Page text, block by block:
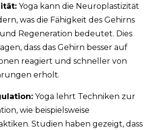
Yoga kann die Neuroplastizität
was die Fähigkeit des Gehirns
Regeneration bedeutet. Dies
dass das Gehirn besser auf
reagiert und schneller von
erholt.
Yoga lehrt Techniken zur
wie beispielsweise
Studien haben gezeigt, dass